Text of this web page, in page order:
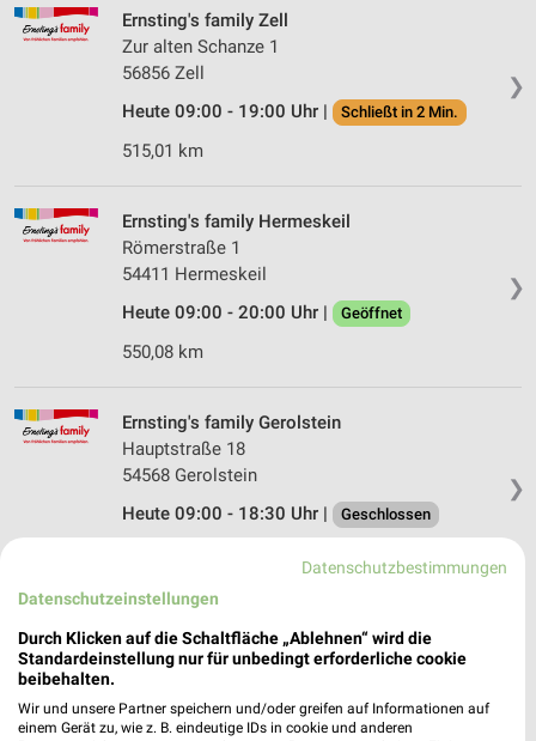
❯
Ernsting's family Zell
Zur alten Schanze 1
56856 Zell
Heute 09:00 - 19:00 Uhr |
Schließt in 2 Min.
515,01 km
❯
Ernsting's family Hermeskeil
Römerstraße 1
54411 Hermeskeil
Heute 09:00 - 20:00 Uhr |
Geöffnet
550,08 km
❯
Ernsting's family Gerolstein
Hauptstraße 18
54568 Gerolstein
Heute 09:00 - 18:30 Uhr |
Geschlossen
Sarresdorfer Straße 55a
Heute 09:00 - 20:00 Uhr | Geöffnet
Datenschutzbestimmungen
Datenschutzeinstellungen
Durch Klicken auf die Schaltfläche „Ablehnen“ wird die
Standardeinstellung nur für unbedingt erforderliche cookie
beibehalten.
Wir und unsere Partner speichern und/oder greifen auf Informationen auf
einem Gerät zu, wie z. B. eindeutige IDs in cookie und anderen